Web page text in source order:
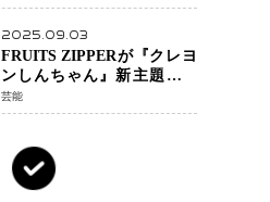
ンか混迷続く
2025.09.03
FRUITS ZIPPERが『クレヨ
ンしんちゃん』新主題歌を
担当
芸能